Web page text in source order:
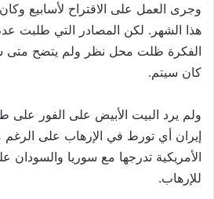
وجرى العمل على الاقتراح لأسابيع
هذا الشهر. لكن المصادر التي طلبت
الفكرة ظلت محل نظر ولم يتضح متى
كان سيتم.
ولم يرد البيت الأبيض على الفور على
إيران أي تورط في الإرهاب على الرغم
الأمريكية تدرجها مع سوريا والسودان
للإرهاب.